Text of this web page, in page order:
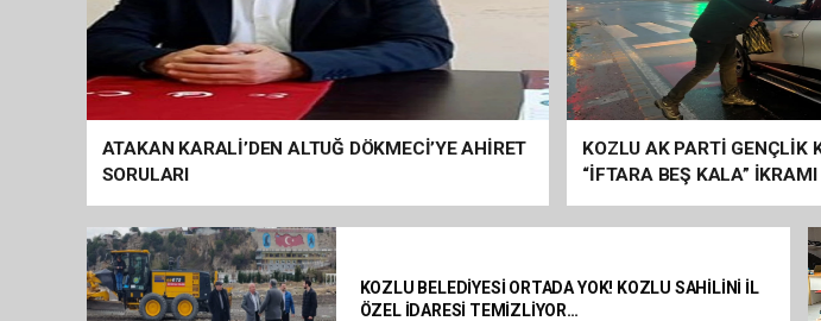
ATAKAN KARALİ’DEN ALTUĞ DÖKMECİ’YE AHİRET
SORULARI
KOZLU AK PARTİ GENÇLİK
“İFTARA BEŞ KALA” İKRAMI
KOZLU BELEDİYESİ ORTADA YOK! KOZLU SAHİLİNİ İL
ÖZEL İDARESİ TEMİZLİYOR…